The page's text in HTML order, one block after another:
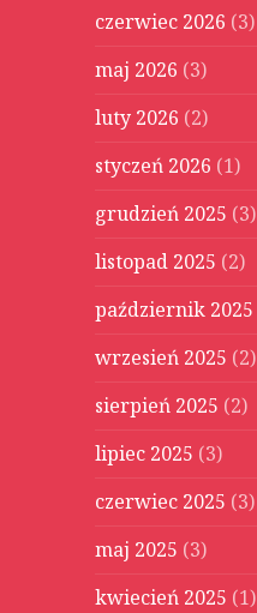
czerwiec 2026 (3)
maj 2026 (3)
luty 2026 (2)
styczeń 2026 (1)
grudzień 2025 (3)
listopad 2025 (2)
październik 2025
wrzesień 2025 (2)
sierpień 2025 (2)
lipiec 2025 (3)
czerwiec 2025 (3)
maj 2025 (3)
kwiecień 2025 (1)